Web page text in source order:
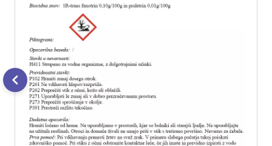
nastavitve, vašo napravo ali pa skrbijo, da vaše spletno mesto
deluje v skladu z vašimi pričakovanji. Te informacije običajno
ne razkrivajo neposredno vaše identitete, vendar vam lahko
zagotovijo bolj prilagojeno spletno uporabniško izkušnjo.
Nekatere vrste piškotkov lahko zavrnete. Klikajte različna
imena kategorij, da si ogledate več informacij in spremenite
privzete nastavitve. Blokiranje določenih vrst piškotkov vpliva
na vašo uporabo tega spletnega mesta in naše storitve.
informacij
Obvezni piškotki
Vedno aktivni